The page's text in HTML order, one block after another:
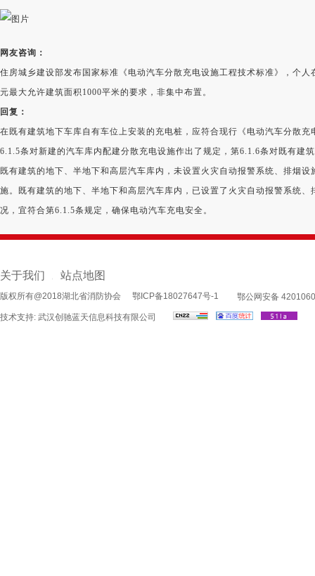
网友咨询：
住房城乡建设部发布国家标准《电动汽车分散充电设施工程技术标准》，个
元最大允许建筑面积1000平米的要求，非集中布置。
回复：
在既有建筑地下车库自有车位上安装的充电桩，应符合现行《电动汽车分散
6.1.5条对新建的汽车库内配建分散充电设施作出了规定，第6.1.6条对既有建
既有建筑的地下、半地下和高层汽车库内，未设置火灾自动报警系统、排烟
施。既有建筑的地下、半地下和高层汽车库内，已设置了火灾自动报警系统
况，宜符合第6.1.5条规定，确保电动汽车充电安全。
关于我们 站点地图
版权所有@2018湖北省消防协会 鄂ICP备18027647号-1 鄂公网安备
技术支持: 武汉创驰蓝天信息科技有限公司